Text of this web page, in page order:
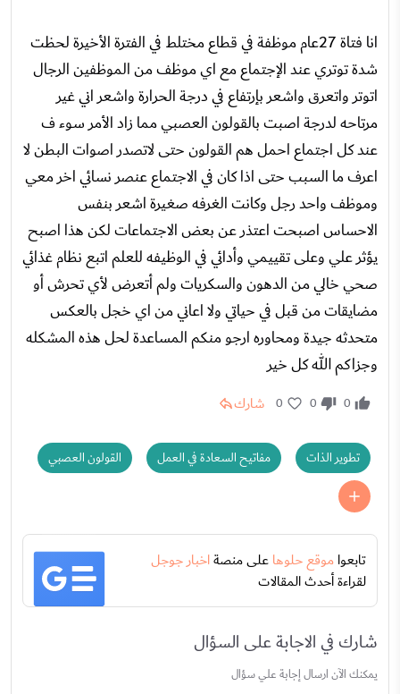
انا فتاة 27عام موظفة في قطاع مختلط في الفترة الأخيرة لحظت
شدة توتري عند الإجتماع مع اي موظف من الموظفين الرجال
اتوتر واتعرق واشعر بإرتفاع في درجة الحرارة واشعر اني غير
مرتاحه لدرجة اصبت بالقولون العصبي مما زاد الأمر سوء ف
عند كل اجتماع احمل هم القولون حتى لاتصدر اصوات البطن لا
اعرف ما السبب حتى اذا كان في الاجتماع عنصر نسائي اخر معي
وموظف واحد رجل وكانت الغرفه صغيرة اشعر بنفس
الاحساس اصبحت اعتذر عن بعض الاجتماعات لكن هذا اصبح
يؤثر علي وعلى تقييمي وأدائي في الوظيفه للعلم اتبع نظام غذائي
صحي خالي من الدهون والسكريات ولم أتعرض لأي تحرش أو
مضايقات من قبل في حياتي ولا اعاني من اي خجل بالعكس
متحدثه جيدة ومحاوره ارجو منكم المساعدة لحل هذه المشكله
وجزاكم الله كل خير
0
0
0 شارك
تطوير الذات مفاتيح السعادة في العمل القولون العصبي
تابعواموقع حلوهاعلى منصةاخبار جوجل
لقراءة أحدث المقالات
شارك في الاجابة على السؤال
يمكنك الآن ارسال إجابة علي سؤال